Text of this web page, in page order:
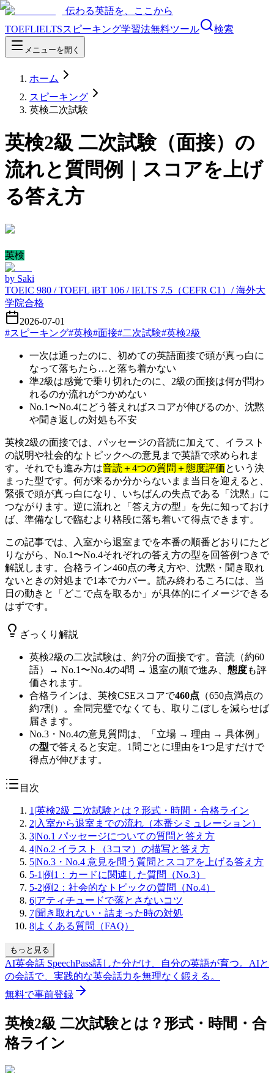
伝わる英語を、ここから
TOEFLIELTSスピーキング学習法無料ツール 検索
メニューを開く
ホーム
スピーキング
英検二次試験
英検2級 二次試験（面接）の
流れと質問例｜スコアを上げ
る答え方
英検
by Saki
TOEIC 980 / TOEFL iBT 106 / IELTS 7.5（CEFR C1）/ 海外大
学院合格
2026-07-01
#スピーキング#英検#面接#二次試験#英検2級
一次は通ったのに、初めての英語面接で頭が真っ白に
なって落ちたら…と落ち着かない
準2級は感覚で乗り切れたのに、2級の面接は何が問わ
れるのか流れがつかめない
No.1〜No.4にどう答えればスコアが伸びるのか、沈黙
や聞き返しの対処も不安
英検2級の面接では、パッセージの音読に加えて、イラスト
の説明や社会的なトピックへの意見まで英語で求められま
す。それでも進み方は音読＋4つの質問＋態度評価という決
まった型です。何が来るか分からないまま当日を迎えると、
緊張で頭が真っ白になり、いちばんの失点である「沈黙」に
つながります。逆に流れと「答え方の型」を先に知っておけ
ば、準備なしで臨むより格段に落ち着いて得点できます。
この記事では、入室から退室までを本番の順番どおりにたど
りながら、No.1〜No.4それぞれの答え方の型を回答例つきで
解説します。合格ライン460点の考え方や、沈黙・聞き取れ
ないときの対処まで1本でカバー。読み終わるころには、当
日の動きと「どこで点を取るか」が具体的にイメージできる
はずです。
ざっくり解説
英検2級の二次試験は、約7分の面接です。音読（約60
語）→ No.1〜No.4の4問 → 退室の順で進み、 態度も評
価されます。
合格ラインは、英検CSEスコアで460点 （650点満点の
約7割）。全問完璧でなくても、取りこぼしを減らせば
届きます。
No.3・No.4の意見質問は、「立場 → 理由 → 具体例」
の型で答えると安定。1問ごとに理由を1つ足すだけで
得点が伸びます。
目次
1 |英検2級 二次試験とは？形式・時間・合格ライン
2| 入室から退室までの流れ（本番シミュレーション）
3|No.1 パッセージについての質問と答え方
4|No.2 イラスト（3コマ）の描写と答え方
5|No.3・No.4 意見を問う質問とスコアを上げる答え方
5-1 |例1：カードに関連した質問（No.3）
5-2|例2：社会的なトピックの質問（No.4）
6|アティチュードで落とさないコツ
7|聞き取れない・詰まった時の対処
8|よくある質問（FAQ）
もっと見る
AI英会話 SpeechPass話した分だけ、自分の英語が育つ。 AIと
の会話で、実践的な英会話力を無理なく鍛える。
無料で事前登録
英検2級 二次試験とは？形式・時間・合
格ライン